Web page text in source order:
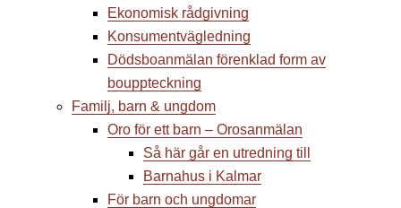
Ekonomisk rådgivning
Konsumentvägledning
Dödsboanmälan förenklad form av
bouppteckning
Familj, barn & ungdom
Oro för ett barn – Orosanmälan
Så här går en utredning till
Barnahus i Kalmar
För barn och ungdomar